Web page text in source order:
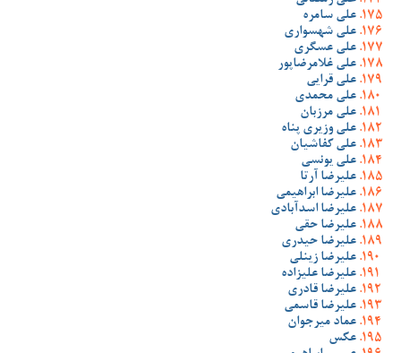
علی سامره
علی شهسواری
علی عسگری
علی غلامرضاپور
علی قرایی
علی محمدی
علی مرزبان
علی وزیری پناه
علی کفاشیان
علی یونسی
علیرضا آرتا
علیرضا ابراهیمی
علیرضا اسدآبادی
علیرضا حقی
علیرضا حیدری
علیرضا زینلی
علیرضا علیزاده
علیرضا قادری
علیرضا قاسمی
عماد میرجوان
عکس